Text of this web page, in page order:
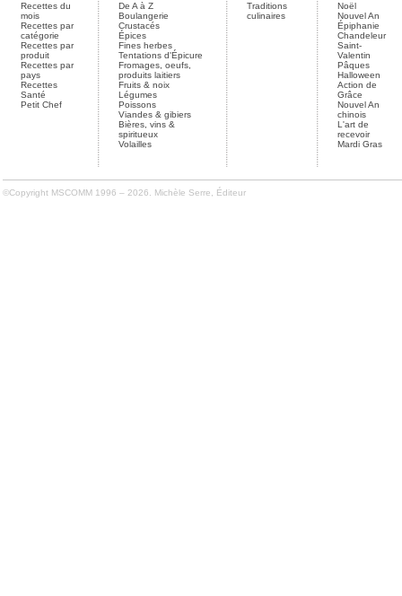
Recettes du
mois
Recettes par
catégorie
Recettes par
produit
Recettes par
pays
Recettes
Santé
Petit Chef
De A à Z
Boulangerie
Crustacés
Épices
Fines herbes
Tentations d'Épicure
Fromages, oeufs,
produits laitiers
Fruits & noix
Légumes
Poissons
Viandes & gibiers
Bières, vins &
spiritueux
Volailles
Traditions
culinaires
Noël
Nouvel An
Épiphanie
Chandeleur
Saint-
Valentin
Pâques
Halloween
Action de
Grâce
Nouvel An
chinois
L'art de
recevoir
Mardi Gras
©Copyright MSCOMM 1996 – 2026. Michèle Serre, Éditeur